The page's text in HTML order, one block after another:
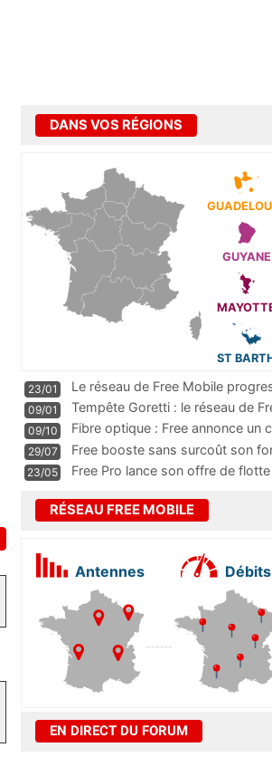
DANS VOS RÉGIONS
GUYANE
ST
23/01
Le réseau de Free Mobile
m
09/01
Tempête Goretti : le réseau de
09/10
Fibre optique : Free annonce un
pass
29/07
Free booste sans surcoût son
23/05 Free Pro lance son offre de
RÉSEAU FREE MOBILE
Antennes Débits
EN DIRECT DU FORUM